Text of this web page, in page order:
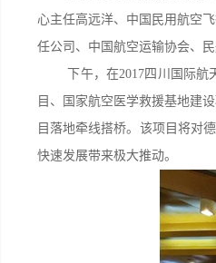
心主任高远洋、中国民用航空
任公司、中国航空运输协会、
下午，在2017四川国际航天
目、国家航空医学救援基地建
目落地牵线搭桥。该项目将对
快速发展带来极大推动。